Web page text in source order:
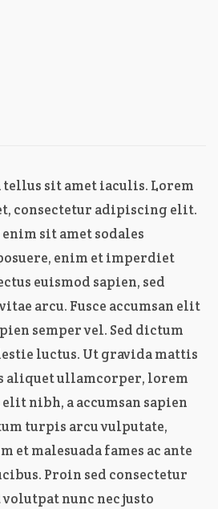
tellus sit amet iaculis. Lorem
consectetur adipiscing elit.
sit amet sodales
enim et imperdiet
euismod sapien, sed
arcu. Fusce accumsan elit
semper vel. Sed dictum
luctus. Ut gravida mattis
aliquet ullamcorper, lorem
nibh, a accumsan sapien
turpis arcu vulputate,
et malesuada fames ac ante
Proin sed consectetur
nunc nec justo